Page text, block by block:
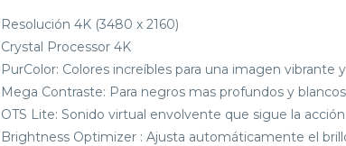
Resolución 4K (3480 x 2160)
Crystal Processor 4K
PurColor: Colores increíbles para una imagen vibrante
Mega Contraste: Para negros mas profundos y
OTS Lite: Sonido virtual envolvente que sigue la acción.
Brightness Optimizer : Ajusta automáticamente el